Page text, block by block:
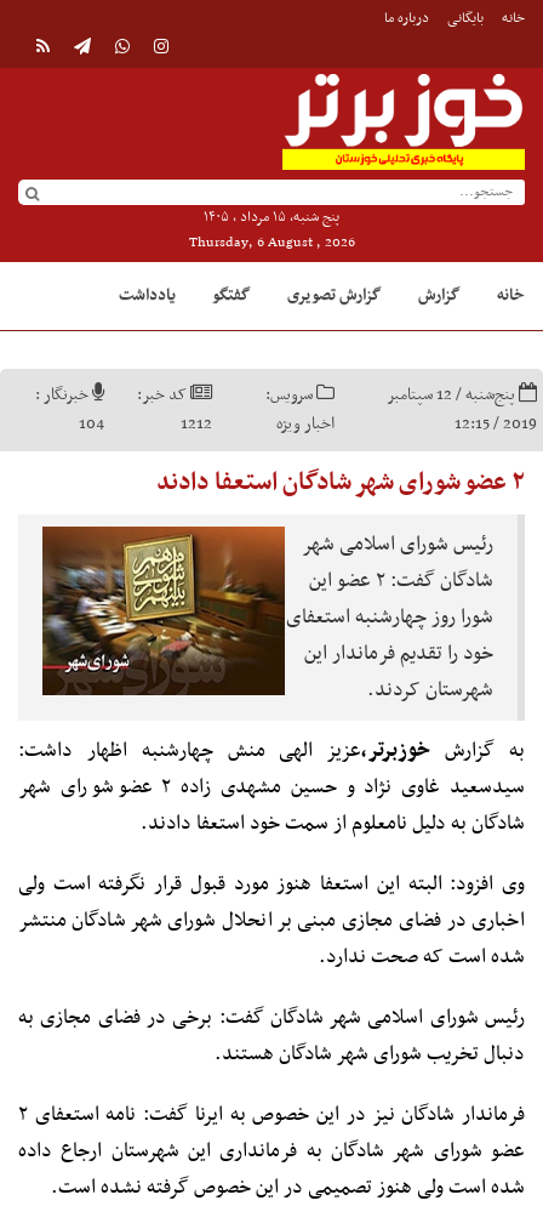
خانه بایگانی درباره ما
پنج شنبه, ۱۵ مرداد , ۱۴۰۵
Thursday, 6 August , 2026
خانه گزارش گزارش تصویری گفتگو یادداشت
پنج‌شنبه / 12 سپتامبر
2019 / 12:15
سرویس:
اخبار ویژه
کد خبر:
1212
خبرنگار :
104
۲ عضو شورای شهر شادگان استعفا دادند
رئیس شورای اسلامی شهر
شادگان گفت: ۲ عضو این
شورا روز چهارشنبه استعفای
خود را تقدیم فرماندار این
شهرستان کردند.
به گزارش خوزبرتر،عزیز الهی منش چهارشنبه اظهار داشت:
سیدسعید غاوی نژاد و حسین مشهدی زاده ۲ عضو شورای شهر
شادگان به دلیل نامعلوم از سمت خود استعفا دادند.
وی افزود: البته این استعفا هنوز مورد قبول قرار نگرفته است ولی
اخباری در فضای مجازی مبنی بر انحلال شورای شهر شادگان منتشر
شده است که صحت ندارد.
رئیس شورای اسلامی شهر شادگان گفت: برخی در فضای مجازی به
دنبال تخریب شورای شهر شادگان هستند.
فرماندار شادگان نیز در این خصوص به ایرنا گفت: نامه استعفای ۲
عضو شورای شهر شادگان به فرمانداری این شهرستان ارجاع داده
شده است ولی هنوز تصمیمی در این خصوص گرفته نشده است.